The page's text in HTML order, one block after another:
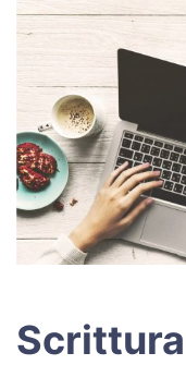
Scrittura